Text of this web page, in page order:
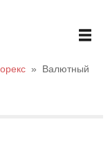
»
Валютный